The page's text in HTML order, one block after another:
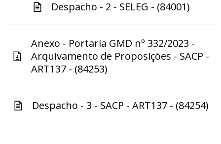
Despacho - 2 - SELEG - (84001)
Anexo - Portaria GMD nº 332/2023 -
Arquivamento de Proposições - SACP -
ART137 - (84253)
Despacho - 3 - SACP - ART137 - (84254)